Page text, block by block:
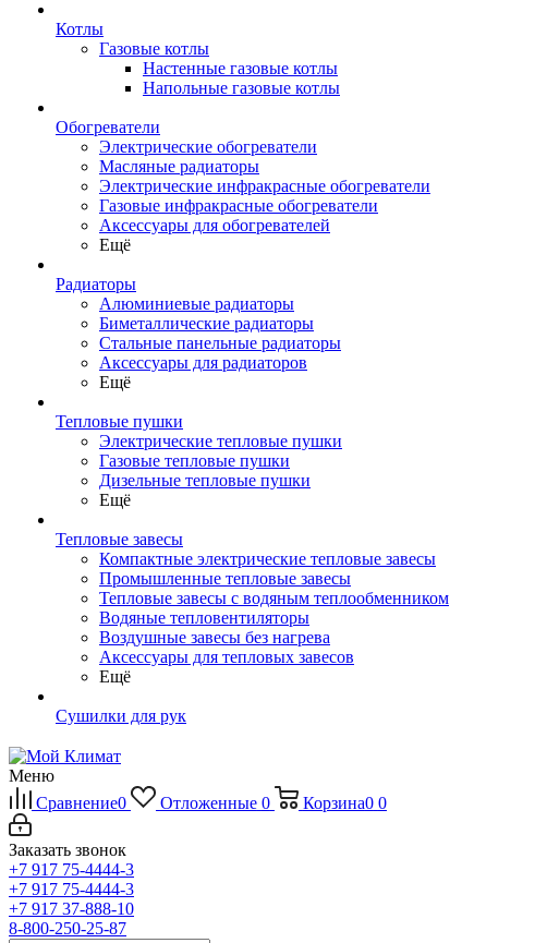
Котлы
Газовые котлы
Настенные газовые котлы
Напольные газовые котлы
Обогреватели
Электрические обогреватели
Масляные радиаторы
Электрические инфракрасные обогреватели
Газовые инфракрасные обогреватели
Аксессуары для обогревателей
Ещё
Радиаторы
Алюминиевые радиаторы
Биметаллические радиаторы
Стальные панельные радиаторы
Аксессуары для радиаторов
Ещё
Тепловые пушки
Электрические тепловые пушки
Газовые тепловые пушки
Дизельные тепловые пушки
Ещё
Тепловые завесы
Компактные электрические тепловые завесы
Промышленные тепловые завесы
Тепловые завесы с водяным теплообменником
Водяные тепловентиляторы
Воздушные завесы без нагрева
Аксессуары для тепловых завесов
Ещё
Сушилки для рук
Меню
Сравнение0 Отложенные 0 Корзина0 0
Заказать звонок
+7 917 75-4444-3
+7 917 75-4444-3
+7 917 37-888-10
8-800-250-25-87